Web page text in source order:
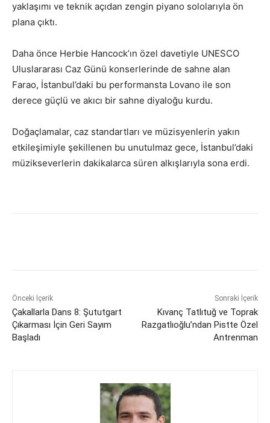
yaklaşımı ve teknik açıdan zengin piyano sololarıyla ön
plana çıktı.
Daha önce Herbie Hancock’ın özel davetiyle UNESCO
Uluslararası Caz Günü konserlerinde de sahne alan
Farao, İstanbul’daki bu performansta Lovano ile son
derece güçlü ve akıcı bir sahne diyaloğu kurdu.
Doğaçlamalar, caz standartları ve müzisyenlerin yakın
etkileşimiyle şekillenen bu unutulmaz gece, İstanbul’daki
müzikseverlerin dakikalarca süren alkışlarıyla sona erdi.
Önceki İçerik
Çakallarla Dans 8: Şututgart
Çıkarması İçin Geri Sayım
Başladı
Sonraki İçerik
Kıvanç Tatlıtuğ ve Toprak
Razgatlıoğlu’ndan Pistte Özel
Antrenman